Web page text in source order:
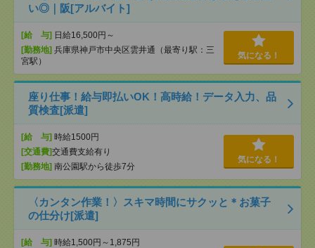
い◎｜阪[アルバイト]
[給 与] 日給16,500円～
[勤務地] 兵庫県神戸市中央区雲井通（最寄り駅：三
宮駅）
気になる！
座り仕事！給与即払いOK！高時給！データ入力、品
質検査[派遣]
[給 与] 時給1500円
[交通費]交通費支給有り
[勤務地] 南公園駅から徒歩7分
気になる！
〈カンタン作業！〉スキマ時間にサクッと＊お菓子
の仕分け[派遣]
[給 与] 時給1,500円～1,875円